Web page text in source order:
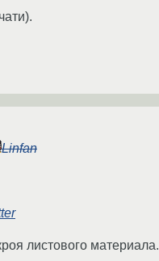
Linfan
листового материала.